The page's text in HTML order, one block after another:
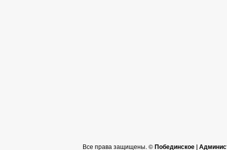
Все права защищены. ©Побединское |